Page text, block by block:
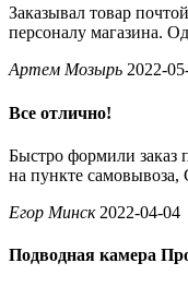
Заказывал товар
персоналу магазина.
Артем Мозырь 2022-
Все отлично!
Быстро формили заказ
на пункте самовывоза,
Егор Минск2022-04-04
Подводная камера